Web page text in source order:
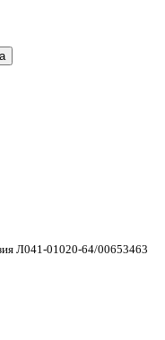
Л041-01020-64/00653463